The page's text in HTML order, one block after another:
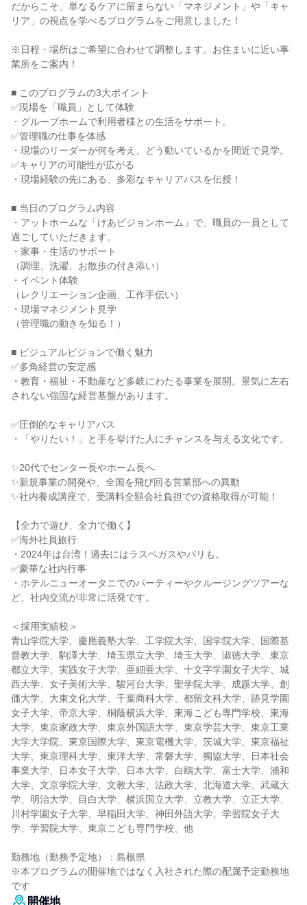
だからこそ、単なるケアに留まらない「マネジメント」や「キャ
リア」の視点を学べるプログラムをご用意しました！
※日程・場所はご希望に合わせて調整します。お住まいに近い事
業所をご案内！
■ このプログラムの3大ポイント
✅現場を「職員」として体験
・グループホームで利用者様との生活をサポート。
✅管理職の仕事を体感
・現場のリーダーが何を考え、どう動いているかを間近で見学。
✅キャリアの可能性が広がる
・現場経験の先にある、多彩なキャリアパスを伝授！
■ 当日のプログラム内容
・アットホームな「けあビジョンホーム」で、職員の一員として
過ごしていただきます。
・家事・生活のサポート
（調理、洗濯、お散歩の付き添い）
・イベント体験
（レクリエーション企画、工作手伝い）
・現場マネジメント見学
（管理職の動きを知る！）
■ ビジュアルビジョンで働く魅力
✅多角経営の安定感
・教育・福祉・不動産など多岐にわたる事業を展開。景気に左右
されない強固な経営基盤があります。
✅圧倒的なキャリアパス
・「やりたい！」と手を挙げた人にチャンスを与える文化です。
✨20代でセンター長やホーム長へ
✨新規事業の開発や、全国を飛び回る営業部への異動
✨社内養成講座で、受講料全額会社負担での資格取得が可能！
【全力で遊び、全力で働く】
✅海外社員旅行
・2024年は台湾！過去にはラスベガスやパリも。
✅豪華な社内行事
・ホテルニューオータニでのパーティーやクルージングツアーな
ど、社内交流が非常に活発です。
＜採用実績校＞
青山学院大学、慶應義塾大学、工学院大学、国学院大学、国際基
督教大学、駒澤大学、埼玉県立大学、埼玉大学、淑徳大学、東京
都立大学、実践女子大学、亜細亜大学、十文字学園女子大学、城
西大学、女子美術大学、駿河台大学、聖学院大学、成蹊大学、創
価大学、大東文化大学、千葉商科大学、都留文科大学、跡見学園
女子大学、帝京大学、桐蔭横浜大学、東海こども専門学校、東海
大学、東京家政大学、東京外国語大学、東京学芸大学、東京工業
大学大学院、東京国際大学、東京電機大学、茨城大学、東京福祉
大学、東京理科大学、東洋大学、常磐大学、獨協大学、日本社会
事業大学、日本女子大学、日本大学、白鴎大学、富士大学、浦和
大学、文京学院大学、文教大学、法政大学、北海道大学、武蔵大
学、明治大学、目白大学、横浜国立大学、立教大学、立正大学、
川村学園女子大学、早稲田大学、神田外語大学、学習院女子大
学、学習院大学、東京こども専門学校、他
勤務地（勤務予定地）：島根県
※本プログラムの開催地ではなく入社された際の配属予定勤務地
です
開催地